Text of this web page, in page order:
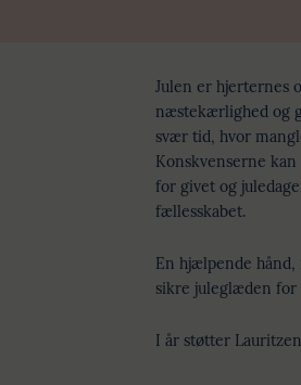
Julen er hjerternes
næstekærlighed og
svær tid, hvor
Konskvenserne
for givet og
fællesskabet.
En hjælpende
sikre juleglæden for
I år støtter